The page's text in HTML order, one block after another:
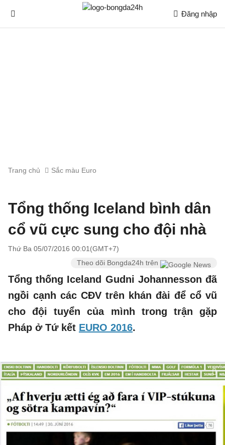
Đăng nhập
Trang chủ Sắc màu Euro
Tổng thống Iceland bình dân
cổ vũ cực sung cho đội nhà
Thứ Ba 05/07/2016 00:01(GMT+7)
Theo dõi Bongda24h trên
Tổng thống Iceland Gudni Johannesson đã
ngồi cạnh các CĐV trên khán đài để cổ vũ
cho đội tuyển của mình trong trận gặp
Pháp ở Tứ kết EURO 2016.